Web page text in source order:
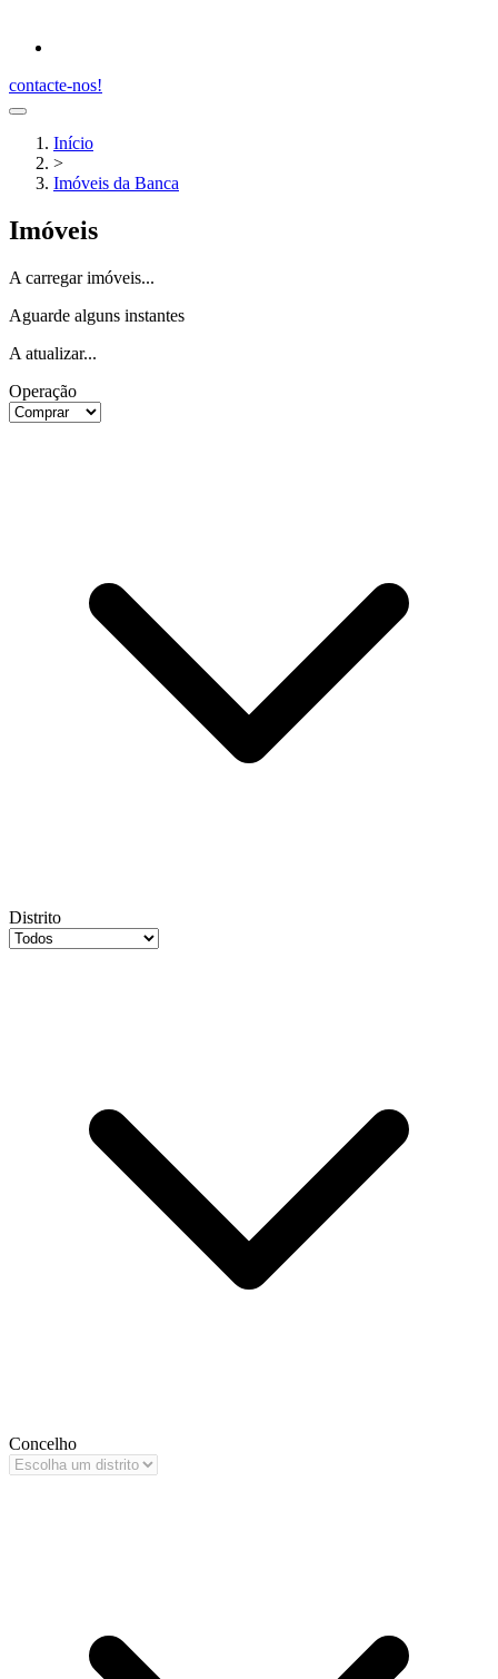
contacte-nos!
Início
>
Imóveis da Banca
Imóveis
A carregar imóveis...
Aguarde alguns instantes
A atualizar...
Operação
Distrito
Concelho